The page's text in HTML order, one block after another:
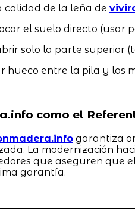
de la leña de
el suelo directo (usar
solo la parte superior
hueco entre la pila y los
como el
garantiza
La modernización
que aseguren que
garantía.